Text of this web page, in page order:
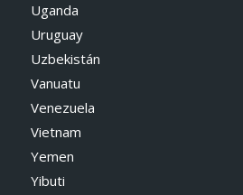
Uganda
Uruguay
Uzbekistán
Vanuatu
Venezuela
Vietnam
Yemen
Yibuti